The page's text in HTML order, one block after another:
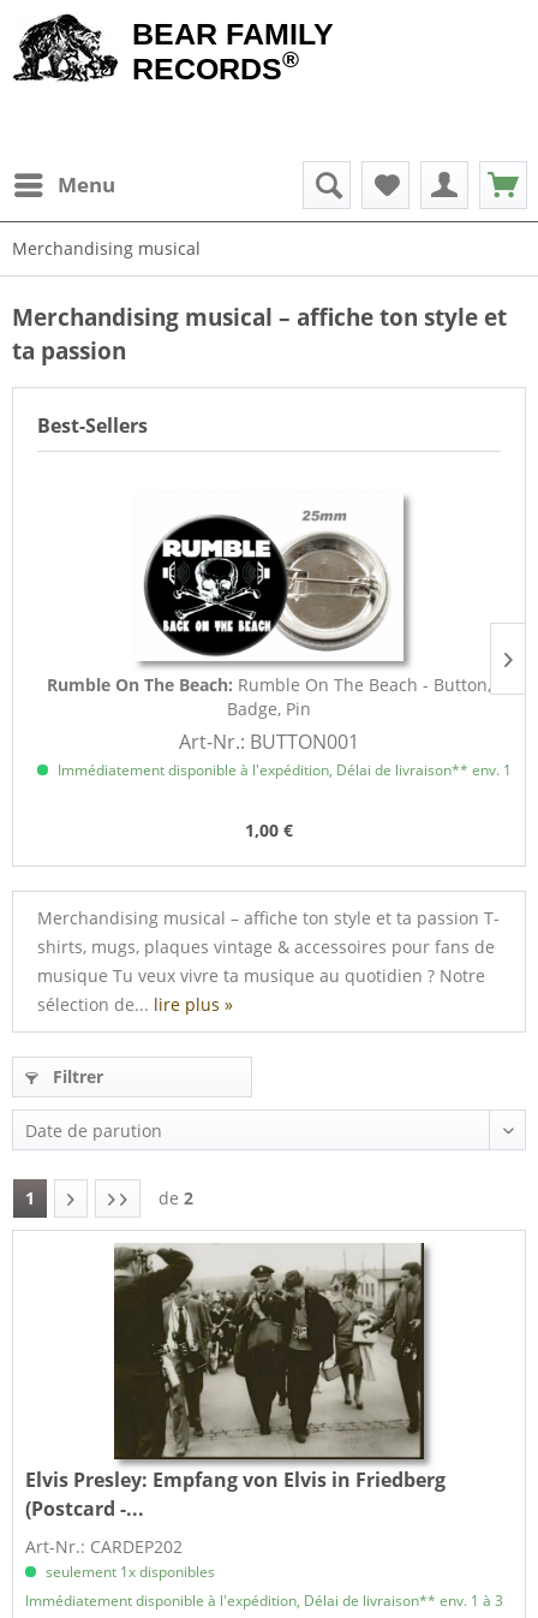
BEAR FAMILY
RECORDS®
Menu
Merchandising musical
Merchandising musical – affiche ton style et
ta passion
Best-Sellers
Rumble On The Beach: Rumble On The Beach - Button,
Badge, Pin
Art-Nr.: BUTTON001
Immédiatement disponible à l'expédition, Délai de livraison** env. 1 à
1,00 €
Merchandising musical – affiche ton style et ta passion T-
shirts, mugs, plaques vintage & accessoires pour fans de
musique Tu veux vivre ta musique au quotidien ? Notre
sélection de... lire plus »
Filtrer
1 de 2
Elvis Presley: Empfang von Elvis in Friedberg
(Postcard -...
Art-Nr.: CARDEP202
seulement 1x disponibles
Immédiatement disponible à l'expédition, Délai de livraison** env. 1 à 3